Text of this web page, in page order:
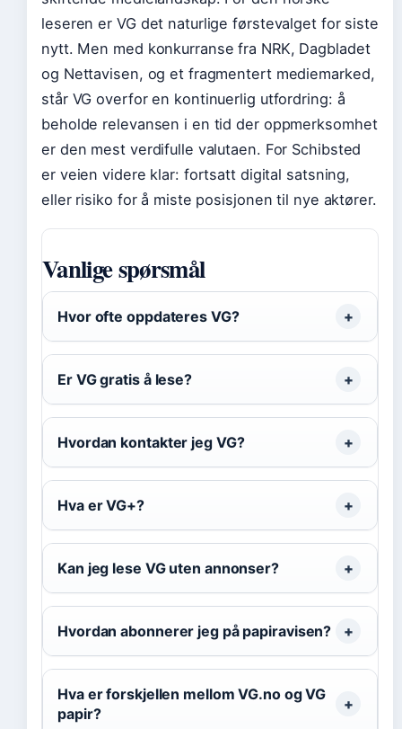
leseren er VG det naturlige førstevalget for siste
nytt. Men med konkurranse fra NRK, Dagbladet
og Nettavisen, og et fragmentert mediemarked,
står VG overfor en kontinuerlig utfordring: å
beholde relevansen i en tid der oppmerksomhet
er den mest verdifulle valutaen. For Schibsted
er veien videre klar: fortsatt digital satsning,
eller risiko for å miste posisjonen til nye aktører.
Vanlige spørsmål
Hvor ofte oppdateres VG?
Er VG gratis å lese?
Hvordan kontakter jeg VG?
Hva er VG+?
Kan jeg lese VG uten annonser?
Hvordan abonnerer jeg på papiravisen?
Hva er forskjellen mellom VG.no og VG
papir?